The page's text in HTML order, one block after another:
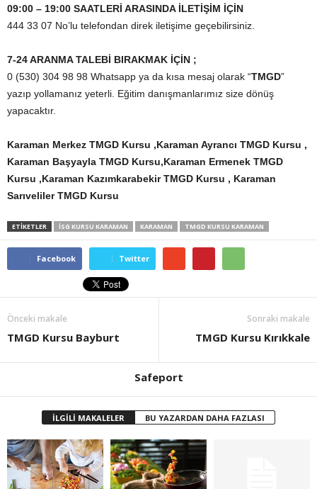
09:00 – 19:00 SAATLERİ ARASINDA İLETİŞİM İÇİN
444 33 07 No’lu telefondan direk iletişime geçebilirsiniz.
7-24 ARANMA TALEBİ BIRAKMAK İÇİN ;
0 (530) 304 98 98 Whatsapp ya da kısa mesaj olarak “TMGD”
yazıp yollamanız yeterli. Eğitim danışmanlarımız size dönüş
yapacaktır.
Karaman Merkez TMGD Kursu ,Karaman Ayrancı TMGD Kursu ,
Karaman Başyayla TMGD Kursu,Karaman Ermenek TMGD
Kursu ,Karaman Kazımkarabekir TMGD Kursu , Karaman
Sarıveliler TMGD Kursu
ETİKETLER İSG KURSU KARAMAN KARAMAN TMGD KURSU KARAMAN
Facebook Twitter
Önceki makale
TMGD Kursu Bayburt
Sonraki makale
TMGD Kursu Kırıkkale
Safeport
İLGİLİ MAKALELER BU YAZARDAN DAHA FAZLASI